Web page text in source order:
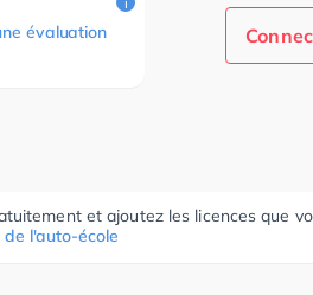
évaluation
et ajoutez les licences que
l'auto-école